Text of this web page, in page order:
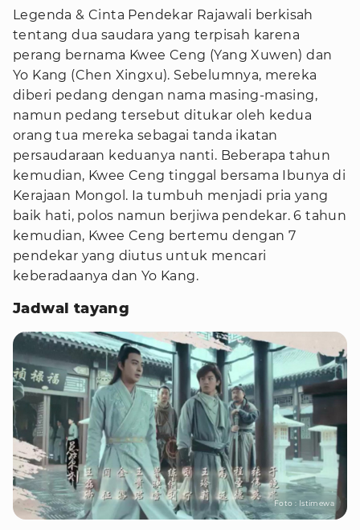
Legenda & Cinta Pendekar Rajawali berkisah
tentang dua saudara yang terpisah karena
perang bernama Kwee Ceng (Yang Xuwen) dan
Yo Kang (Chen Xingxu). Sebelumnya, mereka
diberi pedang dengan nama masing-masing,
namun pedang tersebut ditukar oleh kedua
orang tua mereka sebagai tanda ikatan
persaudaraan keduanya nanti. Beberapa tahun
kemudian, Kwee Ceng tinggal bersama Ibunya di
Kerajaan Mongol. Ia tumbuh menjadi pria yang
baik hati, polos namun berjiwa pendekar. 6 tahun
kemudian, Kwee Ceng bertemu dengan 7
pendekar yang diutus untuk mencari
keberadaanya dan Yo Kang.
Jadwal tayang
Foto : Istimewa